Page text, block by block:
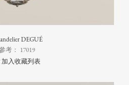
DEGUÉ
考： 17019
加入收藏列表